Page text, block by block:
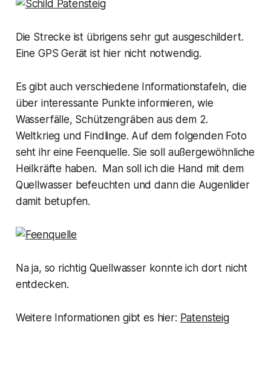
Die Strecke ist übrigens sehr gut ausgeschildert.
Eine GPS Gerät ist hier nicht notwendig.
Es gibt auch verschiedene Informationstafeln, die
über interessante Punkte informieren, wie
Wasserfälle, Schützengräben aus dem 2.
Weltkrieg und Findlinge. Auf dem folgenden Foto
seht ihr eine Feenquelle. Sie soll außergewöhnliche
Heilkräfte haben. Man soll ich die Hand mit dem
Quellwasser befeuchten und dann die Augenlider
damit betupfen.
Na ja, so richtig Quellwasser konnte ich dort nicht
entdecken.
Weitere Informationen gibt es hier: Patensteig